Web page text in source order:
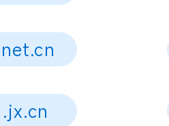
.jx.cn